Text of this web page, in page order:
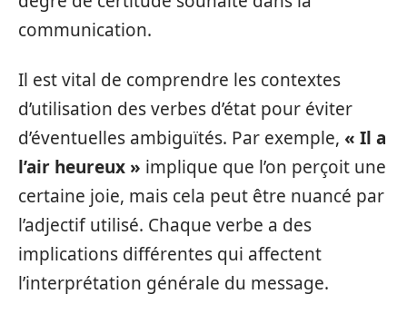
communication.
Il est vital de comprendre les contextes
d’utilisation des verbes d’état pour éviter
d’éventuelles ambiguïtés. Par exemple, « Il a
l’air heureux » implique que l’on perçoit une
certaine joie, mais cela peut être nuancé par
l’adjectif utilisé. Chaque verbe a des
implications différentes qui affectent
l’interprétation générale du message.